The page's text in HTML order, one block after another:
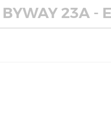
BYWAY 23A -